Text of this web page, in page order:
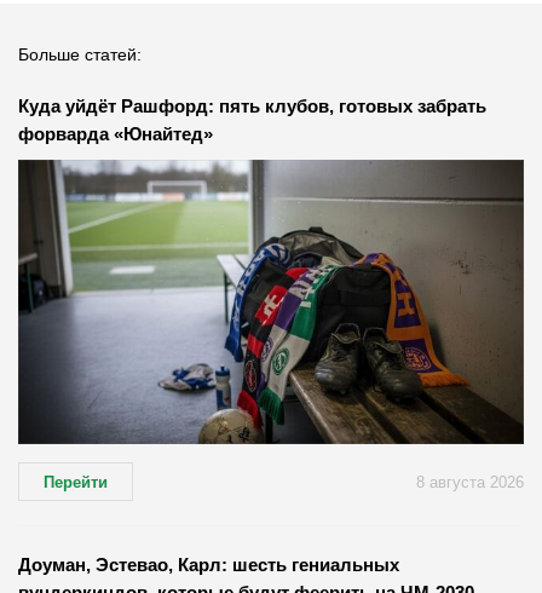
Больше статей:
Куда уйдёт Рашфорд: пять клубов, готовых забрать
форварда «Юнайтед»
Перейти 8 августа 2026
Доуман, Эстевао, Карл: шесть гениальных